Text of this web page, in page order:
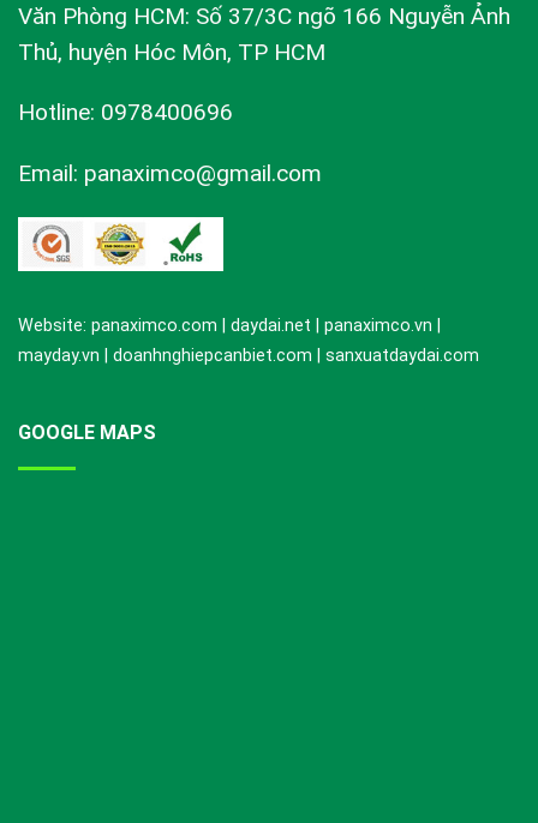
Văn Phòng HCM: Số 37/3C ngõ 166 Nguyễn Ảnh
Thủ, huyện Hóc Môn, TP HCM
Hotline: 0978400696
Email: panaximco@gmail.com
Website: panaximco.com | daydai.net | panaximco.vn |
mayday.vn | doanhnghiepcanbiet.com | sanxuatdaydai.com
GOOGLE MAPS